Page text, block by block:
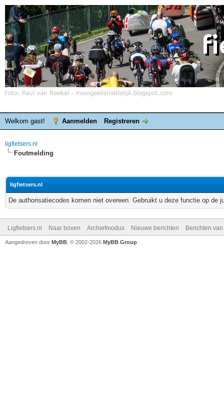
Welkom gast! Aanmelden Registreren
ligfietsers.nl
Foutmelding
ligfietsers.nl
De authorisatiecodes komen niet overeen. Gebruikt u deze functie op de
Ligfietsers.nl Naar boven Archiefmodus Nieuwe berichten Berichten
Aangedreven door MyBB , © 2002-2026 MyBB Group